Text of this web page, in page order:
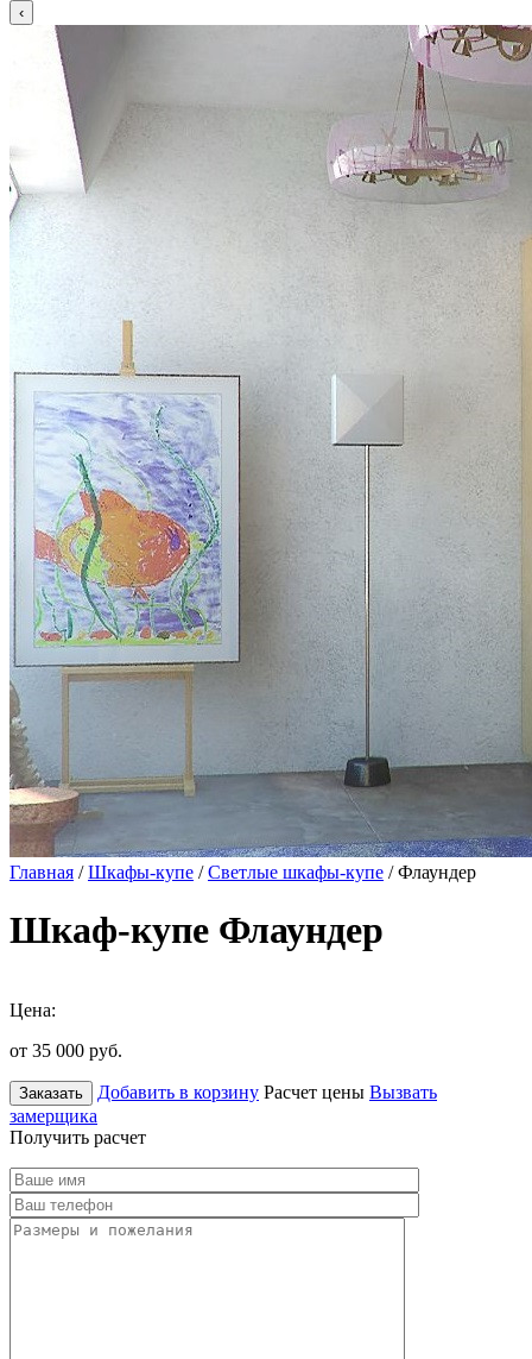
Главная /Шкафы-купе /Светлые шкафы-купе / Флаундер
Шкаф-купе Флаундер
Цена:
от 35 000 руб.
Заказать Добавить в корзину Расчет цены Вызвать
замерщика
Получить расчет